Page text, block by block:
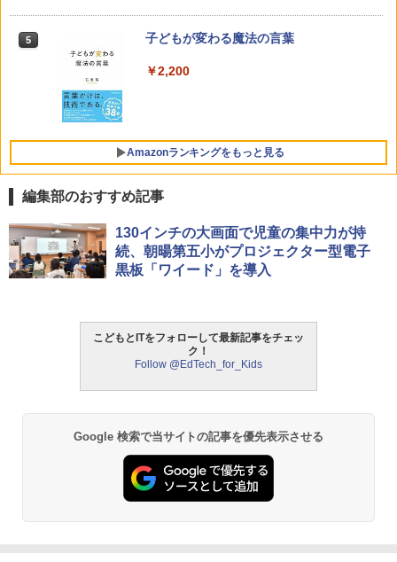
5 子どもが変わる魔法の言葉
￥2,200
Amazonランキングをもっと見る
1
【くもん出版公式特別セット】くもん出
版(KUMON PUBLISHING) くもんの日本
地図パズル 日本の世界遺産すごろく付き
知育玩具 おもちゃ 5歳以上 KUMON PN-
￥4,046
パイロット スイスイおえかき for Study
育
￥2,073
1
タッチペンで音が聞ける!はじめてずかん
1000 英語つき ([バラエティ])
￥5,478
中学英語をもう一度ひとつひとつわかり
やすく。改訂版
￥2,750
仮面ライダー 改造人間 限定ケース版
￥4,290
1
ThinkFun ボードゲーム 「サーキット・
メイズ」 配線回路をプログラミングする
日本語説明書付 8歳~ 76341 誕生日 クリ
スマス
モルカ: 原子・分子に強くなるカードゲ
ーム
物理実験モデル楽器電磁気教材を教える
ダルトンボード/ゴルトンボード物理学、
編集部のおすすめ記事
130インチの大画面で児童の集中力が持
続、朝暘第五小がプロジェクター型電子
黒板「ワイード」を導入
こどもとITをフォローして最新記事をチェッ
ク！
Follow @EdTech_for_Kids
Google 検索で当サイトの記事を優先表示させる